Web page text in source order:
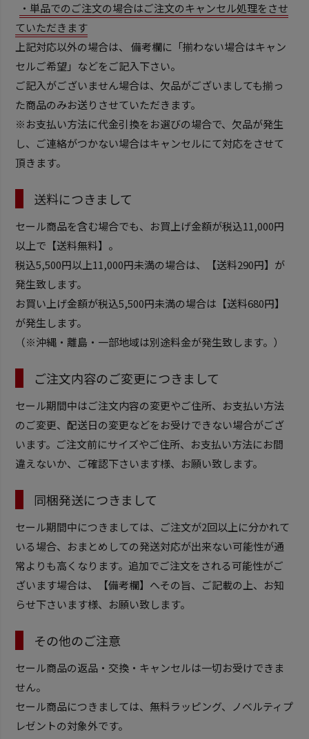
・単品でのご注文の場合はご注文のキャンセル処理をさせ
ていただきます
上記対応以外の場合は、 備考欄に「揃わない場合はキャン
セルご希望」などをご記入下さい。
ご記入がございません場合は、欠品がございましても揃っ
た商品のみお送りさせていただきます。
※お支払い方法に代金引換をお選びの場合で、欠品が発生
し、ご連絡がつかない場合はキャンセルにて対応をさせて
頂きます。
送料につきまして
セール商品を含む場合でも、お買上げ金額が税込11,000円
以上で【送料無料】。
税込5,500円以上11,000円未満の場合は、【送料290円】が
発生致します。
お買い上げ金額が税込5,500円未満の場合は【送料680円】
が発生します。
（※沖縄・離島・一部地域は別途料金が発生致します。）
ご注文内容のご変更につきまして
セール期間中はご注文内容の変更やご住所、お支払い方法
のご変更、配送日の変更などをお受けできない場合がござ
います。ご注文前にサイズやご住所、お支払い方法にお間
違えないか、ご確認下さいます様、お願い致します。
同梱発送につきまして
セール期間中につきましては、ご注文が2回以上に分かれて
いる場合、おまとめしての発送対応が出来ない可能性が通
常よりも高くなります。追加でご注文をされる可能性がご
ざいます場合は、【備考欄】へその旨、ご記載の上、お知
らせ下さいます様、お願い致します。
その他のご注意
セール商品の返品・交換・キャンセルは一切お受けできま
せん。
セール商品につきましては、無料ラッピング、ノベルティプ
レゼントの対象外です。